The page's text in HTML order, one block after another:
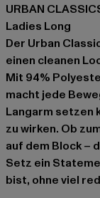
URBAN
Ladies Long
Der Urban
einen cleanen
Mit 94%
macht jede
Langarm setzen
zu wirken. Ob
auf dem Block –
Setz ein
bist, ohne viel